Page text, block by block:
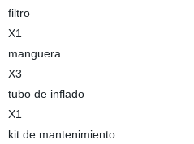
filtro
X1
manguera
X3
tubo de inflado
X1
kit de mantenimiento